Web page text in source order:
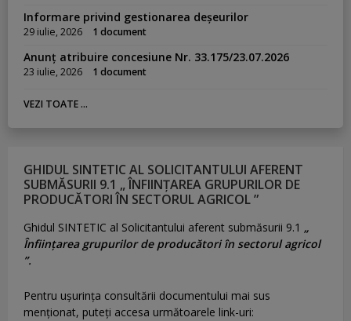
Informare privind gestionarea deșeurilor
29 iulie, 2026 1 document
Anunț atribuire concesiune Nr. 33.175/23.07.2026
23 iulie, 2026 1 document
VEZI TOATE ...
GHIDUL SINTETIC AL SOLICITANTULUI AFERENT
SUBMĂSURII 9.1 „ ÎNFIINȚAREA GRUPURILOR DE
PRODUCĂTORI ÎN SECTORUL AGRICOL ”
Ghidul SINTETIC al Solicitantului aferent submăsurii 9.1 „
Înființarea grupurilor de producători în sectorul agricol
”.
Pentru uşurinţa consultării documentului mai sus
menţionat, puteţi accesa următoarele link-uri: